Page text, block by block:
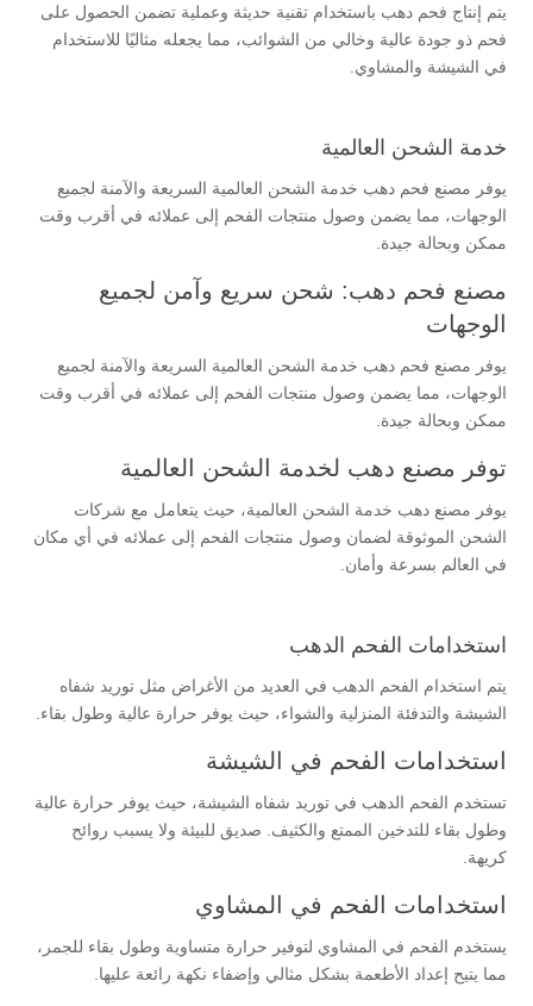
يتم إنتاج فحم دهب باستخدام تقنية حديثة وعملية تضمن الحصول على
فحم ذو جودة عالية وخالي من الشوائب، مما يجعله مثاليًا للاستخدام
في الشيشة والمشاوي.
خدمة الشحن العالمية
يوفر مصنع فحم دهب خدمة الشحن العالمية السريعة والآمنة لجميع
الوجهات، مما يضمن وصول منتجات الفحم إلى عملائه في أقرب وقت
ممكن وبحالة جيدة.
مصنع فحم دهب: شحن سريع وآمن لجميع
الوجهات
يوفر مصنع فحم دهب خدمة الشحن العالمية السريعة والآمنة لجميع
الوجهات، مما يضمن وصول منتجات الفحم إلى عملائه في أقرب وقت
ممكن وبحالة جيدة.
توفر مصنع دهب لخدمة الشحن العالمية
يوفر مصنع دهب خدمة الشحن العالمية، حيث يتعامل مع شركات
الشحن الموثوقة لضمان وصول منتجات الفحم إلى عملائه في أي مكان
في العالم بسرعة وأمان.
استخدامات الفحم الدهب
يتم استخدام الفحم الدهب في العديد من الأغراض مثل توريد شفاه
الشيشة والتدفئة المنزلية والشواء، حيث يوفر حرارة عالية وطول بقاء.
استخدامات الفحم في الشيشة
تستخدم الفحم الدهب في توريد شفاه الشيشة، حيث يوفر حرارة عالية
وطول بقاء للتدخين الممتع والكثيف. صديق للبيئة ولا يسبب روائح
كريهة.
استخدامات الفحم في المشاوي
يستخدم الفحم في المشاوي لتوفير حرارة متساوية وطول بقاء للجمر،
مما يتيح إعداد الأطعمة بشكل مثالي وإضفاء نكهة رائعة عليها.